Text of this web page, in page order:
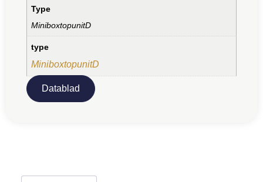
Type
MiniboxtopunitD
type
MiniboxtopunitD
Datablad